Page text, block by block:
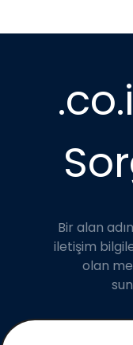
Bir alan
iletişim
olan